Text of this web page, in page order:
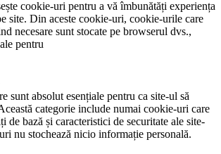
cookie-uri pentru a vă îmbunătăți experiența
site. Din aceste cookie-uri, cookie-urile care
necesare sunt stocate pe browserul dvs.,
pentru
sunt absolut esențiale pentru ca site-ul să
categorie include numai cookie-uri care
de bază și caracteristici de securitate ale site-
nu stochează nicio informație personală.